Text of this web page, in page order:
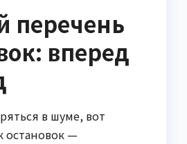
перечень
вперед
в шуме, вот
остановок —